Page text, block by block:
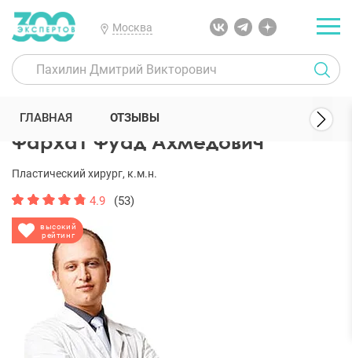
Москва
300 Экспертов Пластические хирурги Фархат Фуад Ахмедович
Фархат Фуад Ахмедович
высокий
рейтинг
Пластический хирург, к.м.н.
4.9 (53)
ГЛАВНАЯ ОТЗЫВЫ